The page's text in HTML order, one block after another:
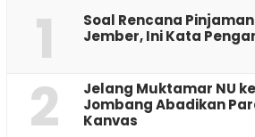
1
‎Soal Rencana
Jember, Ini Kata
2
Jelang Muktamar NU
Jombang Abadikan
Kanvas